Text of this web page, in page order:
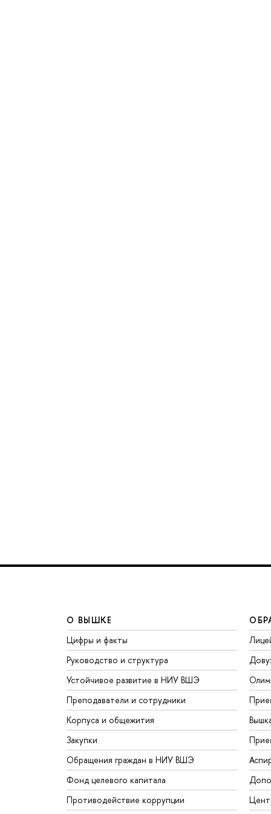
О ВЫШКЕ
Цифры и факты
Руководство и структура
Устойчивое развитие в НИУ ВШЭ
Преподаватели и сотрудники
Корпуса и общежития
Закупки
Обращения граждан в НИУ ВШЭ
Фонд целевого капитала
Противодействие коррупции